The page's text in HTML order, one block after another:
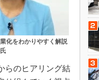
化をわかりやすく解説
らのヒアリング結